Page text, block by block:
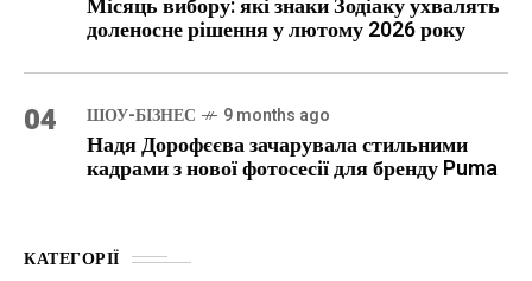
Місяць вибору: які знаки Зодіаку ухвалять
доленосне рішення у лютому 2026 року
04 ШОУ-БІЗНЕС 9 months ago
Надя Дорофєєва зачарувала стильними
кадрами з нової фотосесії для бренду Puma
КАТЕГОРІЇ